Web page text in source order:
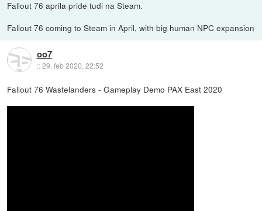
Fallout 76 aprila pride tudi na Steam.
Fallout 76 coming to Steam in April, with big human NPC expansion
oo7
::29. feb 2020, 22:52
Fallout 76 Wastelanders - Gameplay Demo PAX East 2020